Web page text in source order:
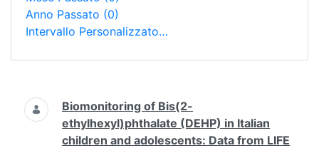
Anno Passato (0)
Intervallo Personalizzato…
Ricerca
Biomonitoring of Bis(2-
ethylhexyl)phthalate (DEHP) in Italian
children and adolescents: Data from LIFE